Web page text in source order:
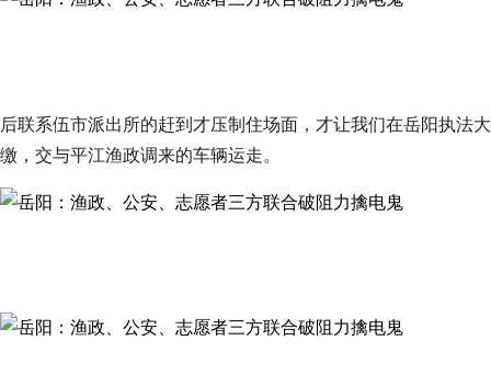
后联系伍市派出所的赶到才压制住场面，才让我们在岳阳执法
缴，交与平江渔政调来的车辆运走。